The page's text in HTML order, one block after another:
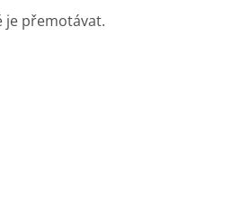
je přemotávat.